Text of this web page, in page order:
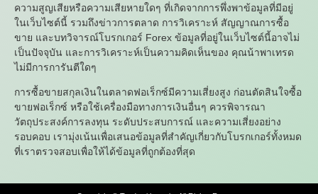
ความสูญเสียหรือความเสียหายใดๆ ที่เกิดจากการพึ่งพาข้อมูลที่มีอยู่
ในเว็บไซต์นี้ รวมถึงข่าวการตลาด การวิเคราะห์ สัญญาณการซื้อ
ขาย และบทวิจารณ์โบรกเกอร์ Forex ข้อมูลที่อยู่ในเว็บไซต์นี้อาจไม่
เป็นปัจจุบัน และการวิเคราะห์เป็นความคิดเห็นของ คุณน้าพาเทรด
ไม่มีการการันตีใดๆ
การซื้อขายสกุลเงินในตลาดฟอเร็กซ์มีความเสี่ยงสูง ก่อนตัดสินใจซื้อ
ขายฟอเร็กซ์ หรือใช้เครื่องมือทางการเงินอื่นๆ ควรพิจารณา
วัตถุประสงค์การลงทุน ระดับประสบการณ์ และความเสี่ยงอย่าง
รอบคอบ เรามุ่งเน้นเพื่อเสนอข้อมูลที่สำคัญเกี่ยวกับโบรกเกอร์ทั้งหมด
ที่เราตรวจสอบเพื่อให้ได้ข้อมูลที่ถูกต้องที่สุด